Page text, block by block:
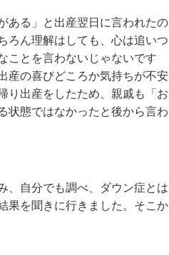
ある」と出産翌日に言われたの
ろん理解はしても、心は追いつ
ことを言わないじゃないです
産の喜びどころか気持ちが不安
り出産をしたため、親戚も「お
状態ではなかったと後から言わ
、自分でも調べ、ダウン症とは
果を聞きに行きました。そこか